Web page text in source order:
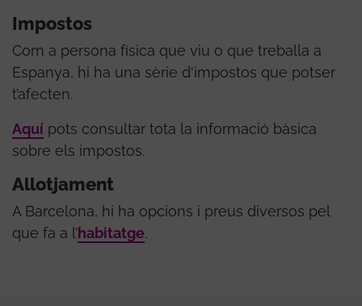
Impostos
Com a persona física que viu o que treballa a
Espanya, hi ha una sèrie d'impostos que potser
t’afecten.
Aquí pots consultar tota la informació bàsica
sobre els impostos.
Allotjament
A Barcelona, hi ha opcions i preus diversos pel
que fa a l’habitatge.